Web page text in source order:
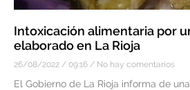
Intoxicación alimentaria por
elaborado en La Rioja
26/08/2022 09:16 No hay comentarios
El Gobierno de La Rioja informa de